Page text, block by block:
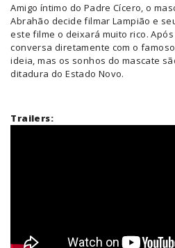
Amigo íntimo do Padre Cícero, o
Abrahão decide filmar Lampião e
este filme o deixará muito rico.
conversa diretamente com o
ideia, mas os sonhos do mascate
ditadura do Estado Novo.
Trailers: